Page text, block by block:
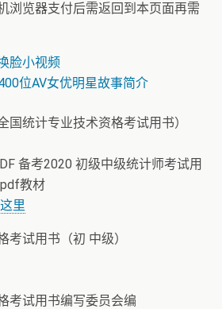
浏览器支付后需返回到本页面再需
脸小视频
位AV女优明星故事简介
国统计专业技术资格考试用书）
备考2020 初级中级统计师考试用
教材
里
考试用书（初 中级）
考试用书编写委员会编